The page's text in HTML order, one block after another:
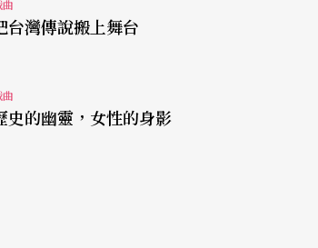
的表演融合，發揮戲曲表演的特
空間，但借助影像與燈光，仍有
供了還不錯的觀賞經驗。
台灣傳說搬上舞台
史的幽靈，女性的身影